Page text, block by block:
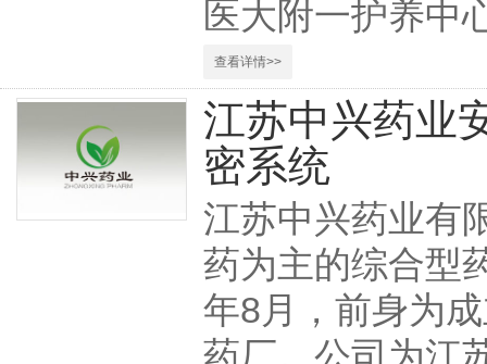
医大附一护养中
查看详情>>
江苏中兴药业
密系统
江苏中兴药业有
药为主的综合型
年8月，前身为
药厂。公司为江